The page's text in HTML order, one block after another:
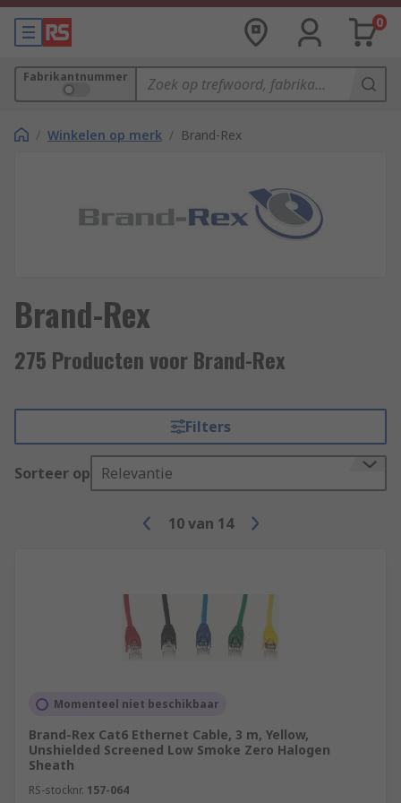
0
Fabrikantnummer
/ Winkelen op merk / Brand-Rex
Brand-Rex
275 Producten voor Brand-Rex
Filters
Sorteer op Relevantie
10 van 14
Momenteel niet beschikbaar
Brand-Rex Cat6 Ethernet Cable, 3 m, Yellow,
Unshielded Screened Low Smoke Zero Halogen
Sheath
RS-stocknr. 157-064